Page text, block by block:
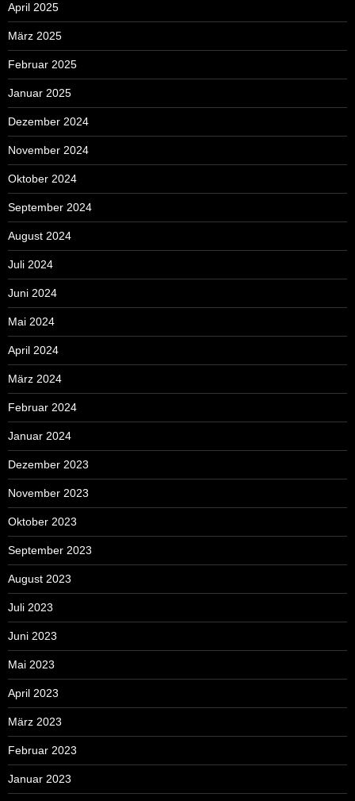
April 2025
März 2025
Februar 2025
Januar 2025
Dezember 2024
November 2024
Oktober 2024
September 2024
August 2024
Juli 2024
Juni 2024
Mai 2024
April 2024
März 2024
Februar 2024
Januar 2024
Dezember 2023
November 2023
Oktober 2023
September 2023
August 2023
Juli 2023
Juni 2023
Mai 2023
April 2023
März 2023
Februar 2023
Januar 2023